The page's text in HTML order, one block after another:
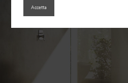
Accetta